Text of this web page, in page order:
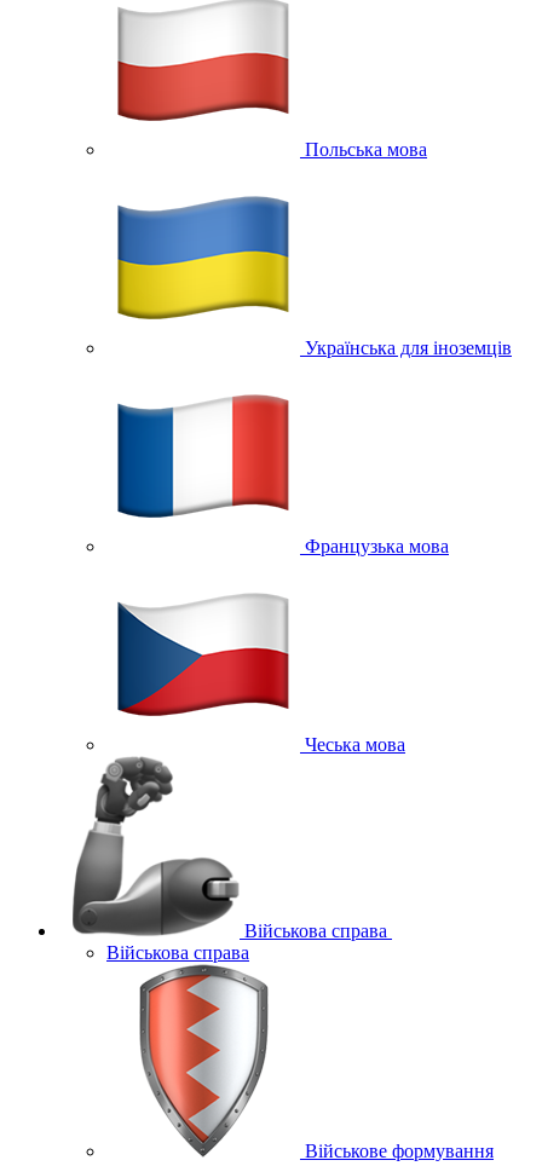
Польська мова
Українська для іноземців
Французька мова
Чеська мова
Військова справа
Військова справа
Військове формування